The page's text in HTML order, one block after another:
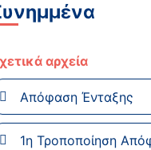
αρχεία
Απόφαση Ένταξης
1η Τροποποίηση